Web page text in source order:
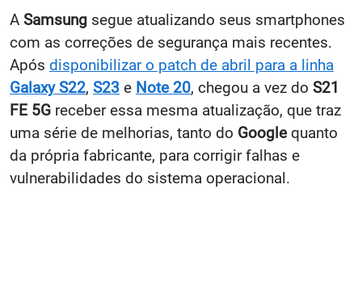
A Samsung segue atualizando seus smartphones
com as correções de segurança mais recentes.
Após disponibilizar o patch de abril para a linha
Galaxy S22, S23 e Note 20, chegou a vez do S21
FE 5G receber essa mesma atualização, que traz
uma série de melhorias, tanto do Google quanto
da própria fabricante, para corrigir falhas e
vulnerabilidades do sistema operacional.